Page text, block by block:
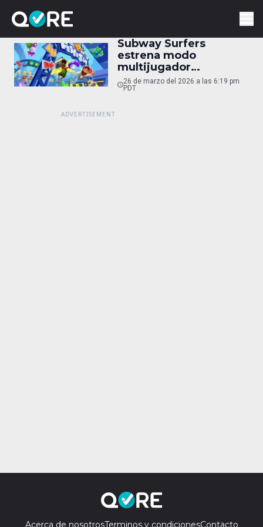
Subway Surfers
estrena modo
multijugador
permanente en marzo
26 de marzo del 2026 a las 6:19 pm
PDT
Acerca de nosotrosTerminos y condicionesContacto